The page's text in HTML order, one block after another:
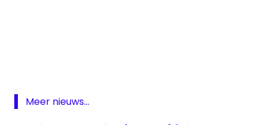
Meer nieuws...